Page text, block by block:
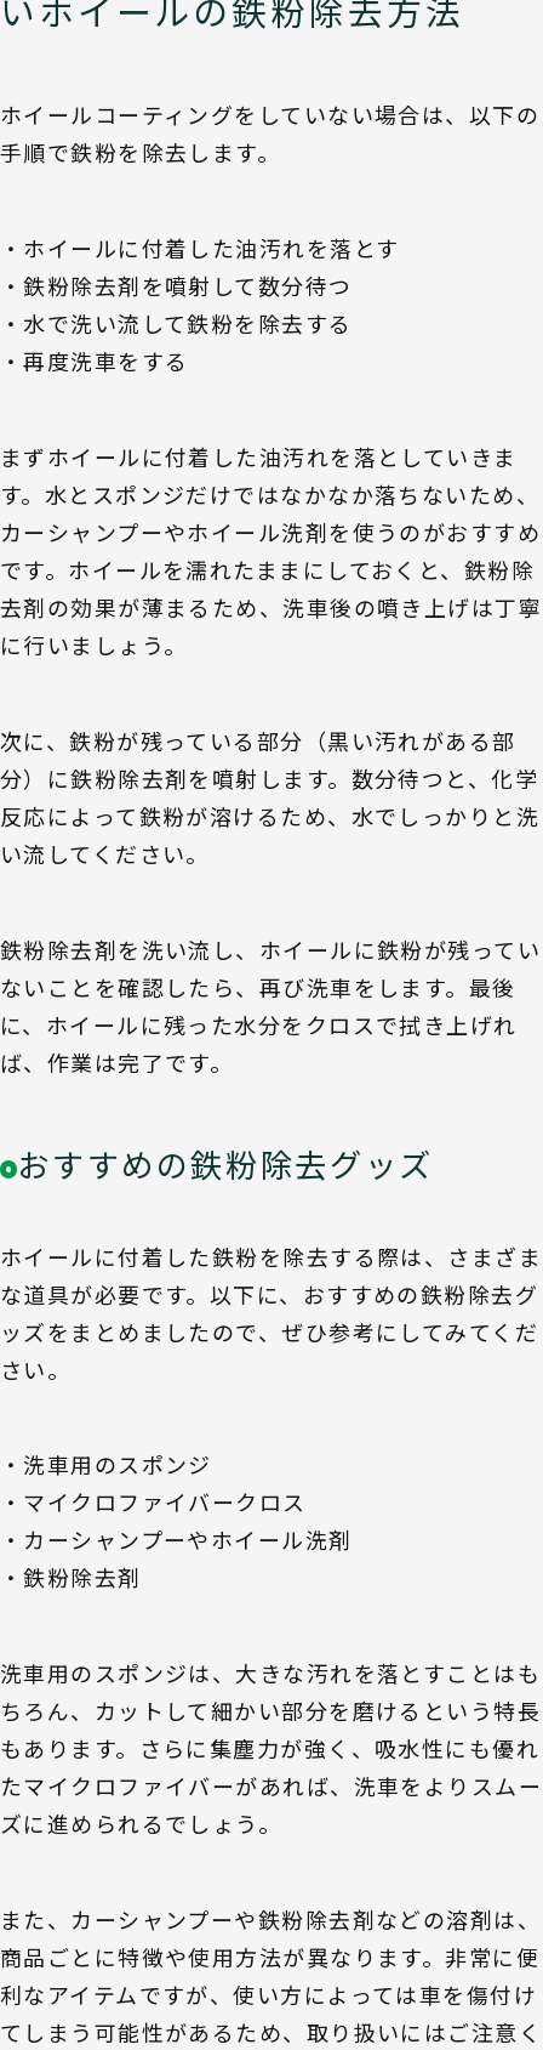
ホイールコーティングをしていない場合は、以下の
手順で鉄粉を除去します。
・ホイールに付着した油汚れを落とす
・鉄粉除去剤を噴射して数分待つ
・水で洗い流して鉄粉を除去する
・再度洗車をする
まずホイールに付着した油汚れを落としていきま
す。水とスポンジだけではなかなか落ちないため、
カーシャンプーやホイール洗剤を使うのがおすすめ
です。ホイールを濡れたままにしておくと、鉄粉除
去剤の効果が薄まるため、洗車後の噴き上げは丁寧
に行いましょう。
次に、鉄粉が残っている部分（黒い汚れがある部
分）に鉄粉除去剤を噴射します。数分待つと、化学
反応によって鉄粉が溶けるため、水でしっかりと洗
い流してください。
鉄粉除去剤を洗い流し、ホイールに鉄粉が残ってい
ないことを確認したら、再び洗車をします。最後
に、ホイールに残った水分をクロスで拭き上げれ
ば、作業は完了です。
おすすめの鉄粉除去グッズ
ホイールに付着した鉄粉を除去する際は、さまざま
な道具が必要です。以下に、おすすめの鉄粉除去グ
ッズをまとめましたので、ぜひ参考にしてみてくだ
さい。
・洗車用のスポンジ
・マイクロファイバークロス
・カーシャンプーやホイール洗剤
・鉄粉除去剤
洗車用のスポンジは、大きな汚れを落とすことはも
ちろん、カットして細かい部分を磨けるという特長
もあります。さらに集塵力が強く、吸水性にも優れ
たマイクロファイバーがあれば、洗車をよりスムー
ズに進められるでしょう。
また、カーシャンプーや鉄粉除去剤などの溶剤は、
商品ごとに特徴や使用方法が異なります。非常に便
利なアイテムですが、使い方によっては車を傷付け
てしまう可能性があるため、取り扱いにはご注意く